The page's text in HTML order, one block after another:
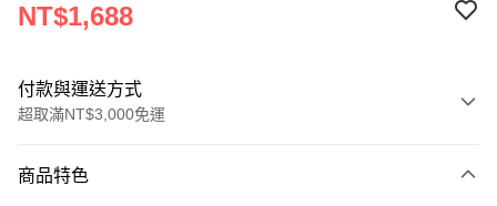
NT$1,688
付款與運送方式
超取滿NT$3,000免運
信用卡一次付款
商品特色